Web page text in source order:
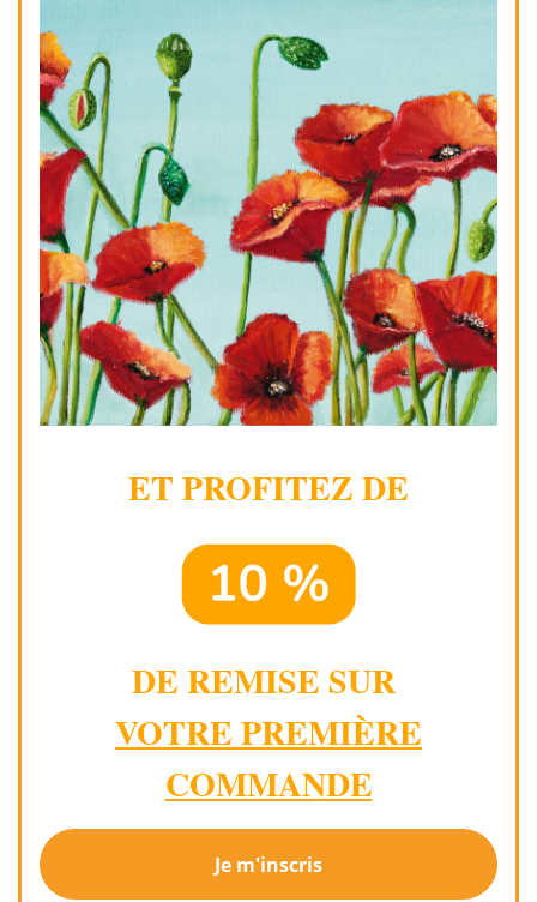
ET PROFITEZ DE
DE REMISE SUR
VOTRE PREMIÈRE
COMMANDE
Je m'inscris